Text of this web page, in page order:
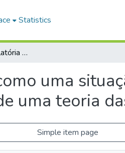
Statistics
A capacidade postulatória como uma situação jurídica processual simples: ensaio em defesa de uma teoria das capacidades em direito
uma
uma teoria
Simple item page